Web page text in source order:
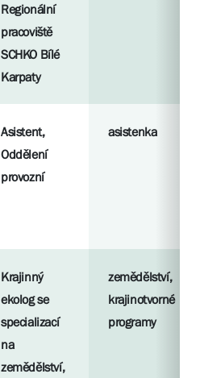
Regionální
pracoviště
SCHKO Bílé
Karpaty
Asistent,
Oddělení
provozní
asistenka
Krajinný
ekolog se
specializací
na
zemědělství,
zemědělství,
krajinotvorné
programy